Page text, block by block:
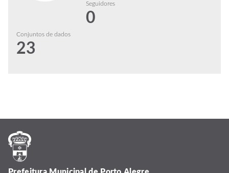
Seguidores
0
Conjuntos de dados
23